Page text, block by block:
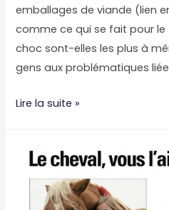
emballages de viande (lien
comme ce qui se fait pour
choc sont-elles les plus à
gens aux problématiques
Le
veaux,
Lire la suite »